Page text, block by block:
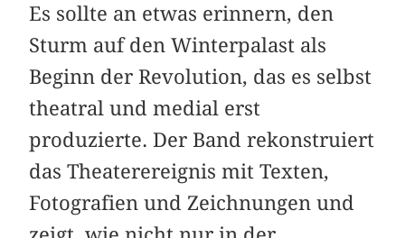
Es sollte an etwas erinnern, den
Sturm auf den Winterpalast als
Beginn der Revolution, das es selbst
theatral und medial erst
produzierte. Der Band rekonstruiert
das Theaterereignis mit Texten,
Fotografien und Zeichnungen und